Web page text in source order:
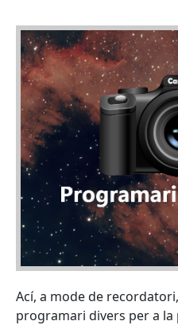
Ací, a mode de
programari divers per a